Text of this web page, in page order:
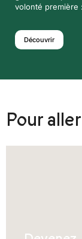
volonté première
Découvrir
Pour